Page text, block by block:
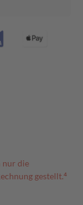
nur die
gestellt.⁴